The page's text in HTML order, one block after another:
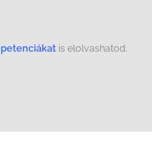
is elolvashatod.